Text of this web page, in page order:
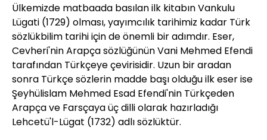
Ülkemizde matbaada basılan ilk kitabın Vankulu
Lügati (1729) olması, yayımcılık tarihimiz kadar Türk
sözlükbilim tarihi için de önemli bir adımdır. Eser,
Cevheri'nin Arapça sözlüğünün Vani Mehmed Efendi
tarafından Türkçeye çevirisidir. Uzun bir aradan
sonra Türkçe sözlerin madde başı olduğu ilk eser ise
Şeyhülislam Mehmed Esad Efendi'nin Türkçeden
Arapça ve Farsçaya üç dilli olarak hazırladığı
Lehcetü'l-Lügat (1732) adlı sözlüktür.